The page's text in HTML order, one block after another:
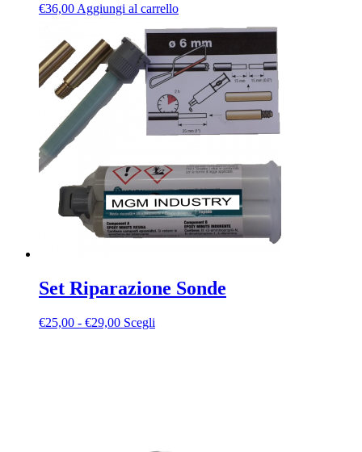
€36,00 Aggiungi al carrello
Set Riparazione Sonde
€25,00 - €29,00Fascia
Scegli